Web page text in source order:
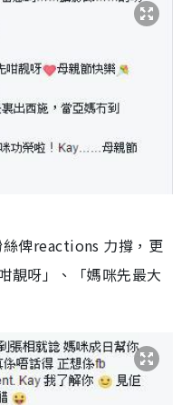
俾reactions 力撐，更
靚呀」、「媽咪先最大